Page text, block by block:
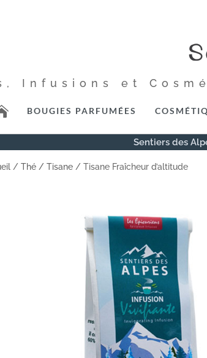
Infusions et
BOUGIES PARFUMÉES
Sentiers des
/Thé / Tisane / Tisane Fraîcheur d’altitude